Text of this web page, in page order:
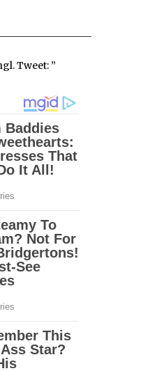
Tweet: ”